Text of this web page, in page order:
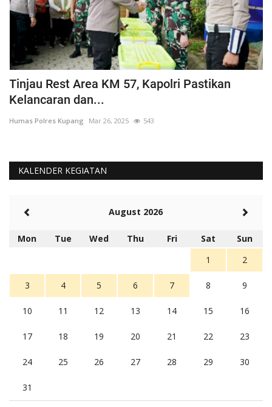
Tinjau Rest Area KM 57, Kapolri Pastikan
Kelancaran dan...
Humas Polres Kupang Mar 26, 2025 543
KALENDER KEGIATAN
August 2026
Mon Tue Wed Thu Fri Sat
Sun
1
2
3 4 5 6 7 8 9
10 11 12 13 14 15 16
17 18 19 20 21 22 23
24 25 26 27 28 29 30
31